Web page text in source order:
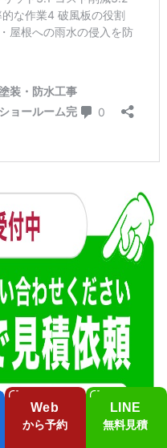
Web
から予約
LINE
無料見積